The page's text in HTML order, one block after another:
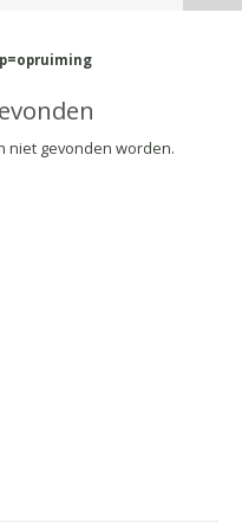
niet gevonden worden.